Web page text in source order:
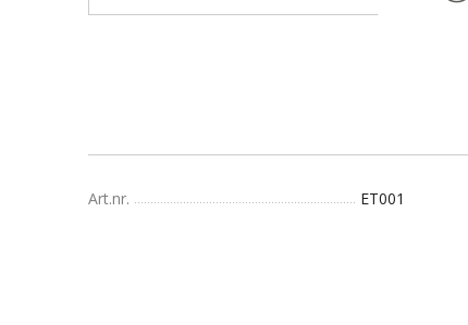
Art.nr. ET001